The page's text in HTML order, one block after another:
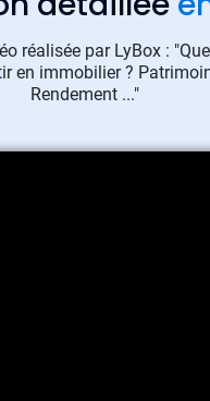
réalisée par LyBox :
en immobilier ?
Rendement ..."